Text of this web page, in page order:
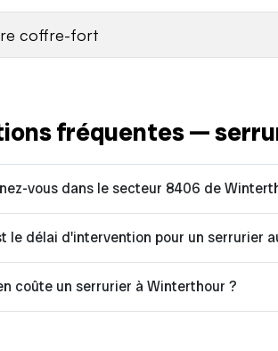
coffre-fort
fréquentes —
vous dans le secteur 8406 de
le délai d'intervention pour un serrurier
coûte un serrurier à Winterthour ?